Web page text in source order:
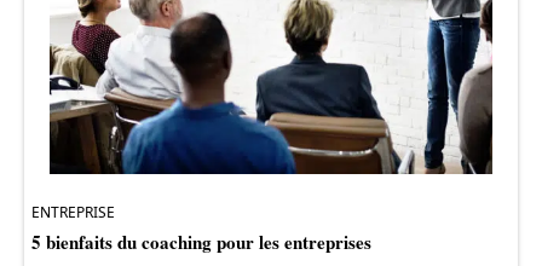
ENTREPRISE
5 bienfaits du coaching pour les entreprises